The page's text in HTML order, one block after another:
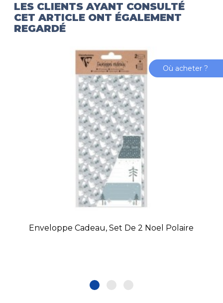
LES CLIENTS AYANT CONSULTÉ
CET ARTICLE ONT ÉGALEMENT
REGARDÉ
Enveloppe Cadeau, Set De 2 Noel Polaire
Où acheter ?